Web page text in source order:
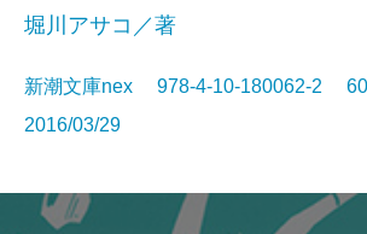
堀川アサコ／著
新潮文庫nex 978-4-10-180062-2
2016/03/29